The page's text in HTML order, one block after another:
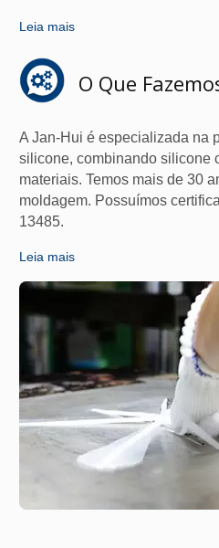
Leia mais
O Que
A Jan-Hui é especializada na
silicone, combinando silicone
materiais. Temos mais de 30
moldagem. Possuímos
13485.
Leia mais